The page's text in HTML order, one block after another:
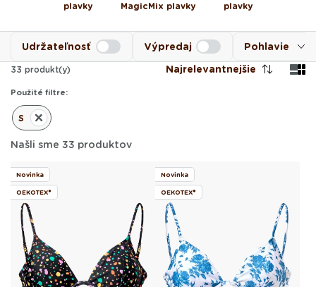
plavky
MagicMix plavky
plavky
Pohlavie
Udržateľnosť Výpredaj
33 produkt(y) Najrelevantnejšie
Použité filtre:
S
Odstrániť
Našli sme 33 produktov
Novinka
OEKOTEX®
Novinka
OEKOTEX®